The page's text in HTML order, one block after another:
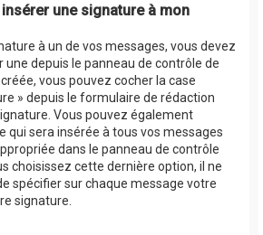
une signature à mon
à un de vos messages, vous devez
une depuis le panneau de contrôle de
vous pouvez cocher la case
» depuis le formulaire de rédaction
Vous pouvez également
qui sera insérée à tous vos messages
dans le panneau de contrôle
choisissez cette dernière option, il ne
spécifier sur chaque message votre
signature.